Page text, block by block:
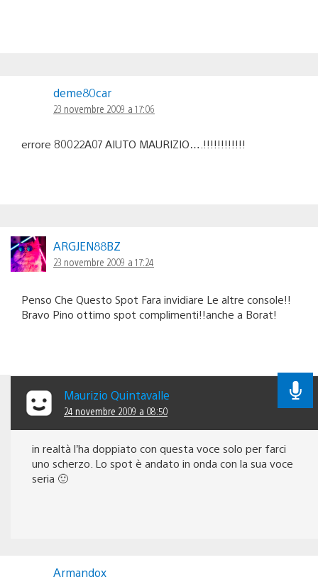
deme80car
23 novembre 2009 a 17:06
errore 80022A07 AIUTO MAURIZIO….!!!!!!!!!!!!
ARGJEN88BZ
23 novembre 2009 a 17:24
Penso Che Questo Spot Fara invidiare Le altre console!!
Bravo Pino ottimo spot complimenti!!anche a Borat!
Maurizio Quintavalle
24 novembre 2009 a 08:50
in realtà l’ha doppiato con questa voce solo per farci
uno scherzo. Lo spot è andato in onda con la sua voce
seria 🙂
Armandox